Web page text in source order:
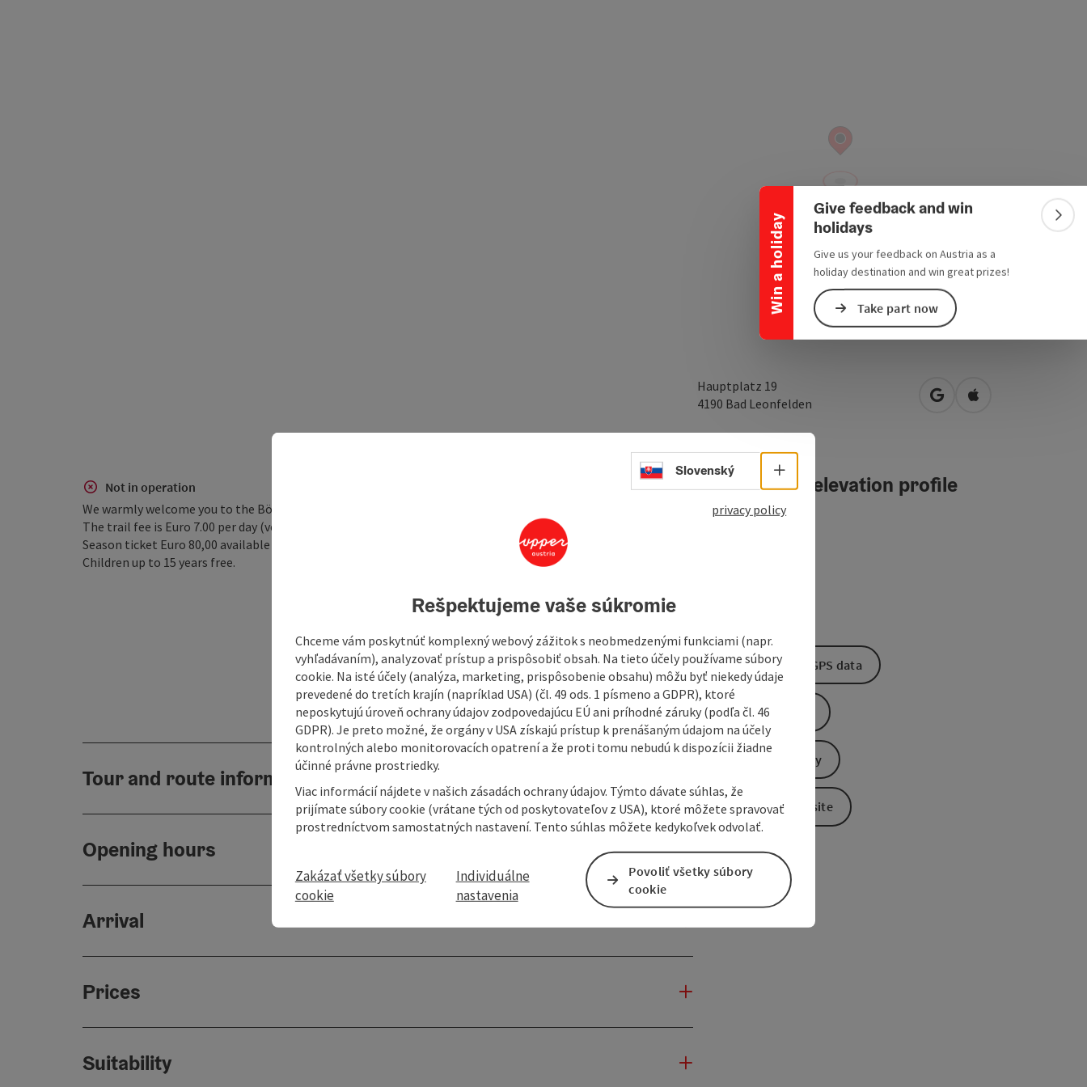
Win a holiday
Collapse banner
Give feedback and win
holidays
Give us your feedback on Austria as a
holiday destination and win great prizes!
Take part now
Hauptplatz 19
4190 Bad Leonfelden open in Google Maps
Open in Apple
Not in operation
We warmly welcome you to the Böheimschlag family trails!
The trail fee is Euro 7.00 per day (vending machine at the trail parking lot)
Season ticket Euro 80,00 available at the tourist office Bad Leonfelden.
Children up to 15 years free.
Tour and route information
Opening hours
Arrival
Prices
Suitability
Interactive elevation profile
Download GPS data
Create PDF
Send inquiry
To the website
Select language - Open menu
Slovenský
privacy policy
Rešpektujeme vaše súkromie
Chceme vám poskytnúť komplexný webový zážitok s neobmedzenými funkciami (napr.
vyhľadávaním), analyzovať prístup a prispôsobiť obsah. Na tieto účely používame súbory
cookie. Na isté účely (analýza, marketing, prispôsobenie obsahu) môžu byť niekedy údaje
prevedené do tretích krajín (napríklad USA) (čl. 49 ods. 1 písmeno a GDPR), ktoré
neposkytujú úroveň ochrany údajov zodpovedajúcu EÚ ani príhodné záruky (podľa čl. 46
GDPR). Je preto možné, že orgány v USA získajú prístup k prenášaným údajom na účely
kontrolných alebo monitorovacích opatrení a že proti tomu nebudú k dispozícii žiadne
účinné právne prostriedky.
Viac informácií nájdete v našich zásadách ochrany údajov. Týmto dávate súhlas, že
prijímate súbory cookie (vrátane tých od poskytovateľov z USA), ktoré môžete spravovať
prostredníctvom samostatných nastavení. Tento súhlas môžete kedykoľvek odvolať.
Zakázať všetky súbory
cookie
Individuálne
nastavenia
Povoliť všetky súbory
cookie